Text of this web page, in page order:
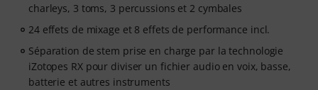
charleys, 3 toms, 3 percussions et 2 cymbales
24 effets de mixage et 8 effets de performance incl.
Séparation de stem prise en charge par la technologie
iZotopes RX pour diviser un fichier audio en voix, basse,
batterie et autres instruments